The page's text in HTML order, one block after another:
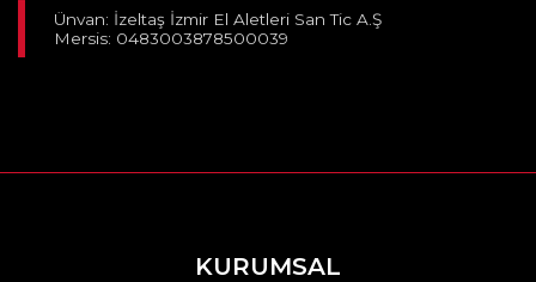
Ünvan: İzeltaş İzmir El Aletleri San Tic A.Ş
Mersis: 0483003878500039
KURUMSAL